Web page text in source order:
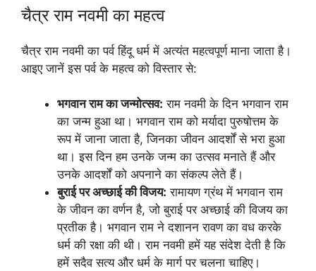
चैत्र राम नवमी का महत्व
चैत्र राम नवमी का पर्व हिंदू धर्म में अत्यंत महत्वपूर्ण माना जाता है।
आइए जानें इस पर्व के महत्व को विस्तार से:
भगवान राम का जन्मोत्सव: राम नवमी के दिन भगवान राम
का जन्म हुआ था। भगवान राम को मर्यादा पुरुषोत्तम के
रूप में जाना जाता है, जिनका जीवन आदर्शों से भरा हुआ
था। इस दिन हम उनके जन्म का उत्सव मनाते हैं और
उनके आदर्शों को अपनाने का संकल्प लेते हैं।
बुराई पर अच्छाई की विजय: रामायण ग्रंथ में भगवान राम
के जीवन का वर्णन है, जो बुराई पर अच्छाई की विजय का
प्रतीक है। भगवान राम ने दशानन रावण का वध करके
धर्म की रक्षा की थी। राम नवमी हमें यह संदेश देती है कि
हमें सदैव सत्य और धर्म के मार्ग पर चलना चाहिए।